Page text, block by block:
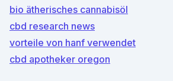
bio ätherisches cannabisöl
cbd research news
vorteile von hanf verwendet
cbd apotheker oregon